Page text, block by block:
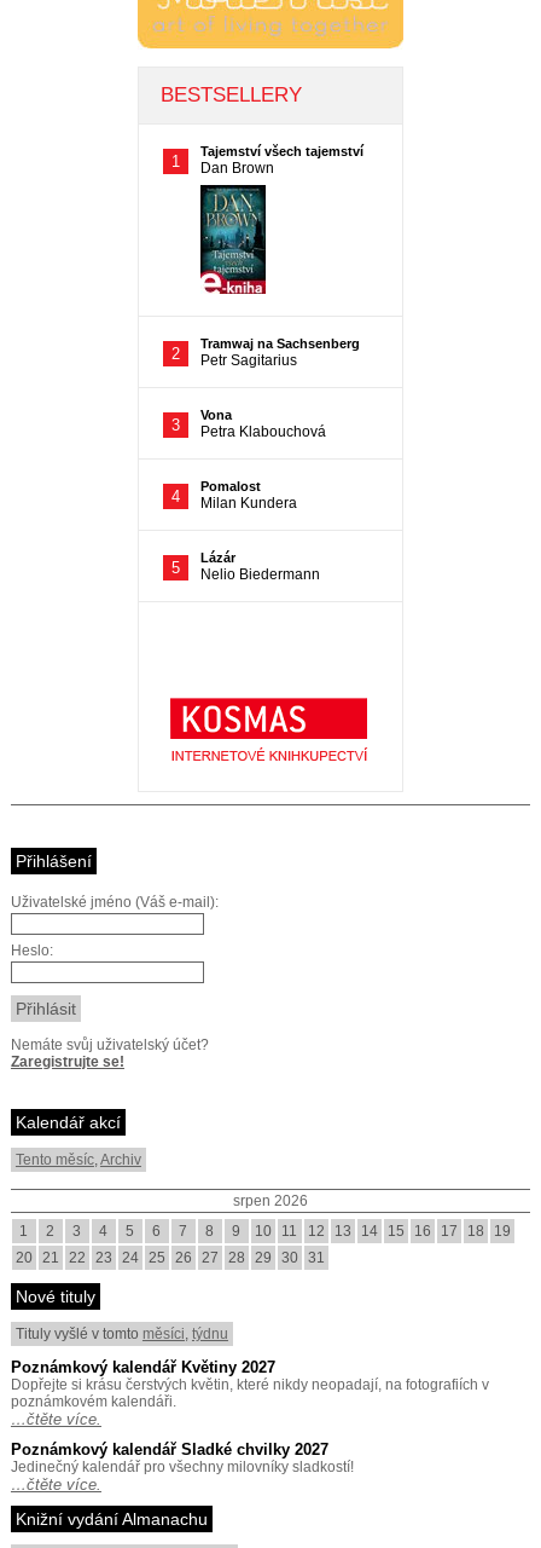
Přihlášení
Uživatelské jméno (Váš e-mail):
Heslo:
Nemáte svůj uživatelský účet?
Zaregistrujte se!
Kalendář akcí
Tento měsíc,Archiv
srpen 2026
1
2 3 4 5 6 7 8 9 10 11 12 13 14 15 16 17 18
19
20 21 22 23 24 25 26 27 28 29 30 31
Nové tituly
Tituly vyšlé v tomto měsíci, týdnu
Poznámkový kalendář Květiny 2027
Dopřejte si krásu čerstvých květin, které nikdy neopadají, na fotografiích v
poznámkovém kalendáři.
…čtěte více.
Poznámkový kalendář Sladké chvilky 2027
Jedinečný kalendář pro všechny milovníky sladkostí!
…čtěte více.
Knižní vydání Almanachu